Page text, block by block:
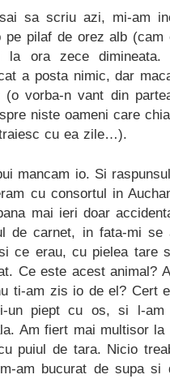
sa scriu azi, mi-am
pe pilaf de orez alb
la ora zece dimineata.
a posta nimic, dar
vorba-n vant din
niste oameni care
cu ea zile…).
mancam io. Si
cu consortul in
mai ieri doar
de carnet, in fata-mi se
ce erau, cu pielea tare
Ce este acest animal?
ti-am zis io de el? Cert
un piept cu os, si l-
Am fiert mai multisor
puiul de tara. Nicio
am bucurat de supa